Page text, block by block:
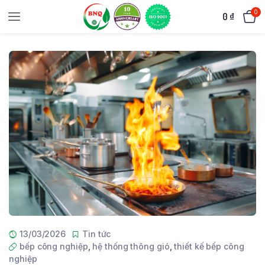
0 ₫ 0
13/03/2026
Tin tức
bếp công nghiệp hệ thống thông gió ,thiết kế bếp công
nghiệp